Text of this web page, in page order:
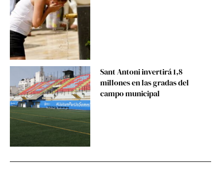
Sant Antoni invertirá 1,8
millones en las gradas del
campo municipal